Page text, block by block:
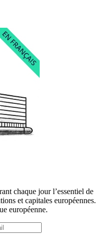
chaque jour l’essentiel de
et capitales européennes.
européenne.